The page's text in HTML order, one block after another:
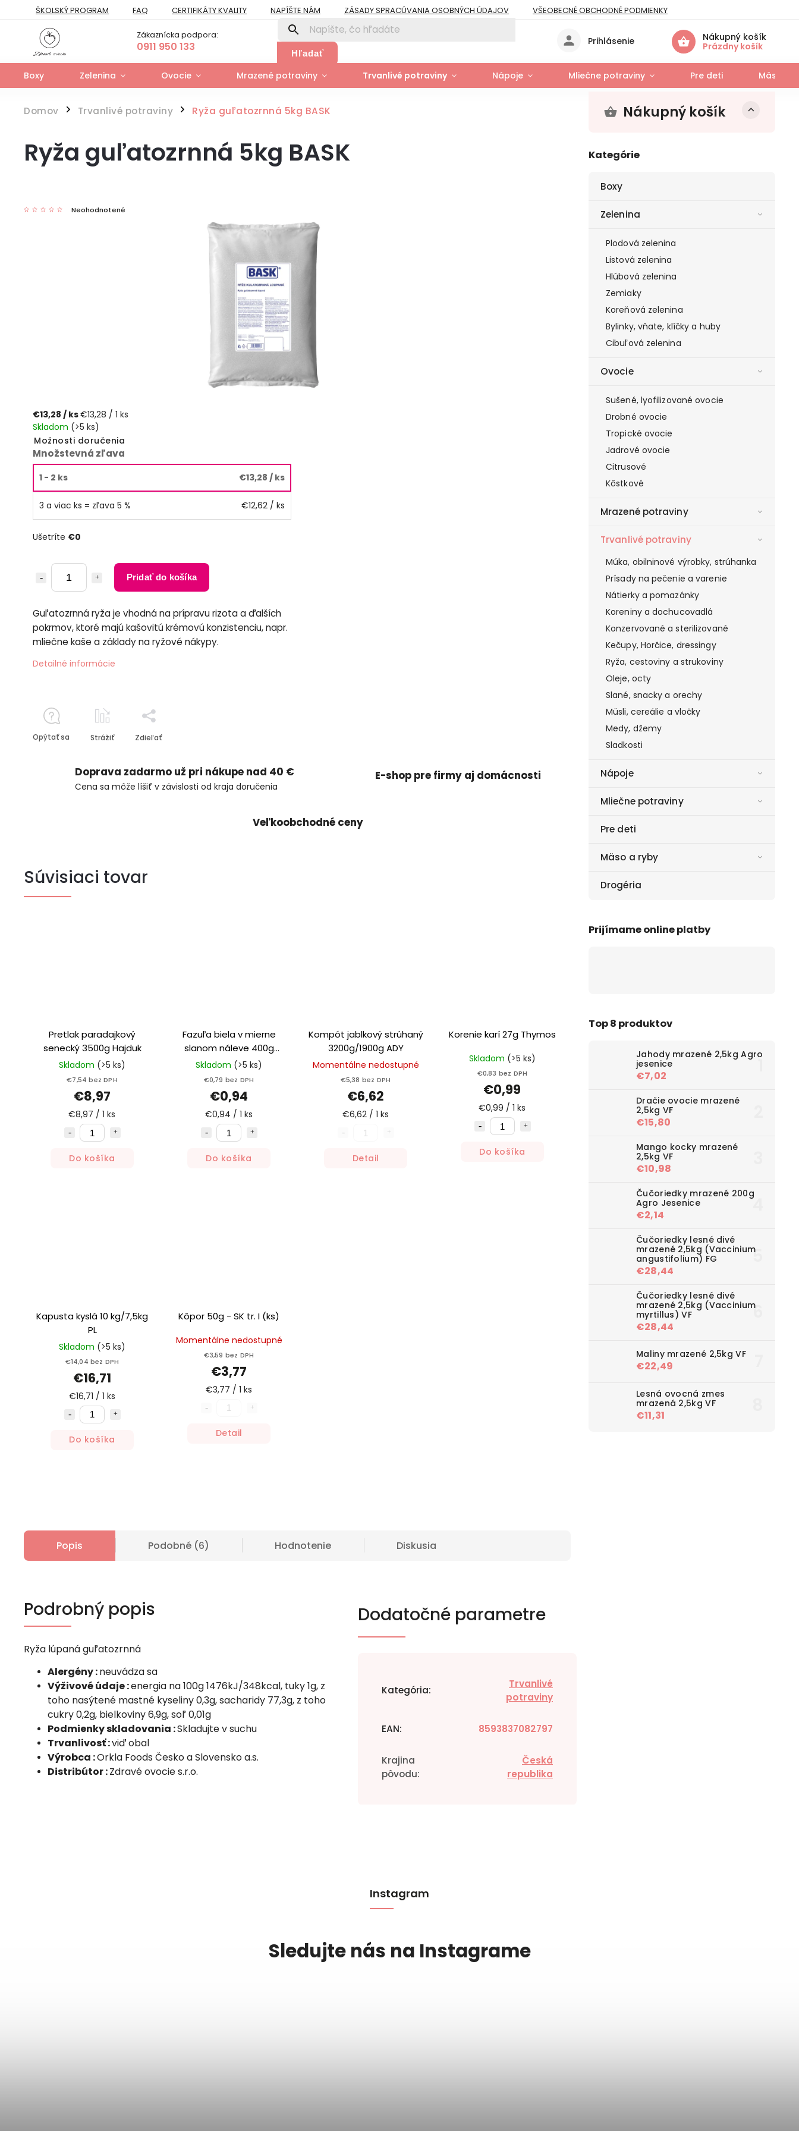
ŠKOLSKÝ PROGRAM FAQ CERTIFIKÁTY KVALITY NAPÍŠTE NÁM ZÁSADY SPRACÚVANIA OSOBNÝCH ÚDAJOV
VŠEOBECNÉ OBCHODNÉ PODMIENKY
PREPRAVNÝ PORIADOK
PRE FIRMY A ORGANIZÁCIE
ZÁSADY POUŽÍVANIA SÚBOROV COOKIES
FORMULÁR NA UPLATNENIE PRÁV ZO ZODPOVEDNOSTI ZA VADY
MOJA OBJEDNÁVKA
Zákaznícka podpora:
0911 950 133 Hľadať
Nákupný košík
Prázdny košík
Prihlásenie
Boxy Zelenina Ovocie Mrazené potraviny Trvanlivé potraviny Nápoje Mliečne potraviny Pre deti Mäso a
Domov / Trvanlivé potraviny / Ryža guľatozrnná 5kg BASK Nákupný košík
Kategórie
Boxy
Zelenina
Plodová zelenina
Listová zelenina
Hlúbová zelenina
Zemiaky
Koreňová zelenina
Bylinky, vňate, klíčky a huby
Cibuľová zelenina
Ovocie
Sušené, lyofilizované ovocie
Drobné ovocie
Tropické ovocie
Jadrové ovocie
Citrusové
Kôstkové
Mrazené potraviny
Trvanlivé potraviny
Múka, obilninové výrobky, strúhanka
Prísady na pečenie a varenie
Nátierky a pomazánky
Koreniny a dochucovadlá
Konzervované a sterilizované
Kečupy, Horčice, dressingy
Ryža, cestoviny a strukoviny
Oleje, octy
Slané, snacky a orechy
Müsli, cereálie a vločky
Medy, džemy
Sladkosti
Nápoje
Mliečne potraviny
Pre deti
Mäso a ryby
Drogéria
Prijímame online platby
Top 8 produktov
Jahody mrazené 2,5kg Agro
jesenice
€7,02
Dračie ovocie mrazené
2,5kg VF
€15,80
Mango kocky mrazené
2,5kg VF
€10,98
Čučoriedky mrazené 200g
Agro Jesenice
€2,14
Čučoriedky lesné divé
mrazené 2,5kg (Vaccinium
angustifolium) FG
€28,44
Čučoriedky lesné divé
mrazené 2,5kg (Vaccinium
myrtillus) VF
€28,44
Maliny mrazené 2,5kg VF
€22,49
Lesná ovocná zmes
mrazená 2,5kg VF
€11,31
Ryža guľatozrnná 5kg BASK
Neohodnotené
€13,28 / ks€13,28 / 1 ks
Skladom (>5 ks)
Možnosti doručenia
Množstevná zľava
1 - 2 ks €13,28 / ks
3 a viac ks = zľava 5 % €12,62 / ks
Ušetríte €0
Pridať do košíka
Guľatozrnná ryža je vhodná na prípravu rizota a ďalších
pokrmov, ktoré majú kašovitú krémovú konzistenciu, napr.
mliečne kaše a základy na ryžové nákypy.
Detailné informácie
Opýtať sa Strážiť Zdieľať
Doprava zadarmo už pri nákupe nad 40 €
Cena sa môže líšiť v závislosti od kraja doručenia
E-shop pre firmy aj domácnosti
Veľkoobchodné ceny
Súvisiaci tovar
Pretlak paradajkový
senecký 3500g Hajduk
Skladom (>5 ks)
€7,54 bez DPH
€8,97
€8,97 / 1 ks
Do košíka
Fazuľa biela v mierne
slanom náleve 400g
Bassta
Skladom (>5 ks)
€0,79 bez DPH
€0,94
€0,94 / 1 ks
Do košíka
Kompót jablkový strúhaný
3200g/1900g ADY
Momentálne nedostupné
€5,38 bez DPH
€6,62
€6,62 / 1 ks
Detail
Korenie karí 27g Thymos
Skladom (>5 ks)
€0,83 bez DPH
€0,99
€0,99 / 1 ks
Do košíka
Kapusta kyslá 10 kg/7,5kg
PL
Skladom (>5 ks)
€14,04 bez DPH
€16,71
€16,71 / 1 ks
Do košíka
Kôpor 50g - SK tr. I (ks)
Momentálne nedostupné
€3,59 bez DPH
€3,77
€3,77 / 1 ks
Detail
Popis Podobné (6) Hodnotenie Diskusia
Podrobný popis
Ryža lúpaná guľatozrnná
Alergény :neuvádza sa
Výživové údaje :energia na 100g 1476kJ/348kcal, tuky 1g, z
toho nasýtené mastné kyseliny 0,3g, sacharidy 77,3g, z toho
cukry 0,2g, bielkoviny 6,9g, soľ 0,01g
Podmienky skladovania :Skladujte v suchu
Trvanlivosť :viď obal
Výrobca :Orkla Foods Česko a Slovensko a.s.
Distribútor :Zdravé ovocie s.r.o.
Dodatočné parametre
Kategória:
Trvanlivé
potraviny
EAN: 8593837082797
Krajina
pôvodu:
Česká
republika
Instagram
Sledujte nás na Instagrame